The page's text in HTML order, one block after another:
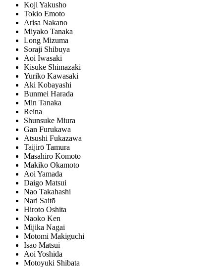
Koji Yakusho
Tokio Emoto
Arisa Nakano
Miyako Tanaka
Long Mizuma
Soraji Shibuya
Aoi Iwasaki
Kisuke Shimazaki
Yuriko Kawasaki
Aki Kobayashi
Bunmei Harada
Min Tanaka
Reina
Shunsuke Miura
Gan Furukawa
Atsushi Fukazawa
Taijirō Tamura
Masahiro Kōmoto
Makiko Okamoto
Aoi Yamada
Daigo Matsui
Nao Takahashi
Nari Saitō
Hiroto Oshita
Naoko Ken
Mijika Nagai
Motomi Makiguchi
Isao Matsui
Aoi Yoshida
Motoyuki Shibata